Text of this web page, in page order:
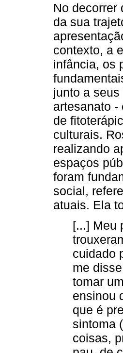
No decorrer
da sua
contexto, a
infância, os
junto a
artesanato -
de
culturais.
realizando
espaços
foram
social,
atuais. Ela
[...] Meu
cuidado
me
tomar
ensinou
que é
sintoma
coisas,